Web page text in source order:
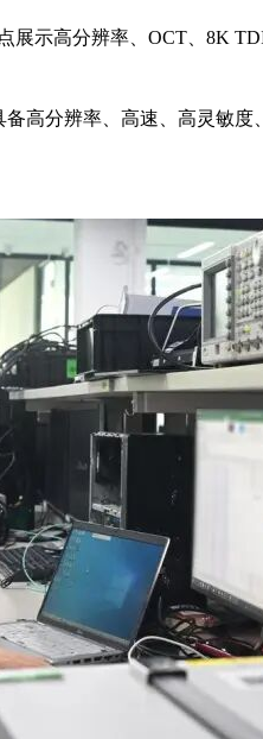
展示高分辨率、OCT、8K
高分辨率、高速、高灵敏